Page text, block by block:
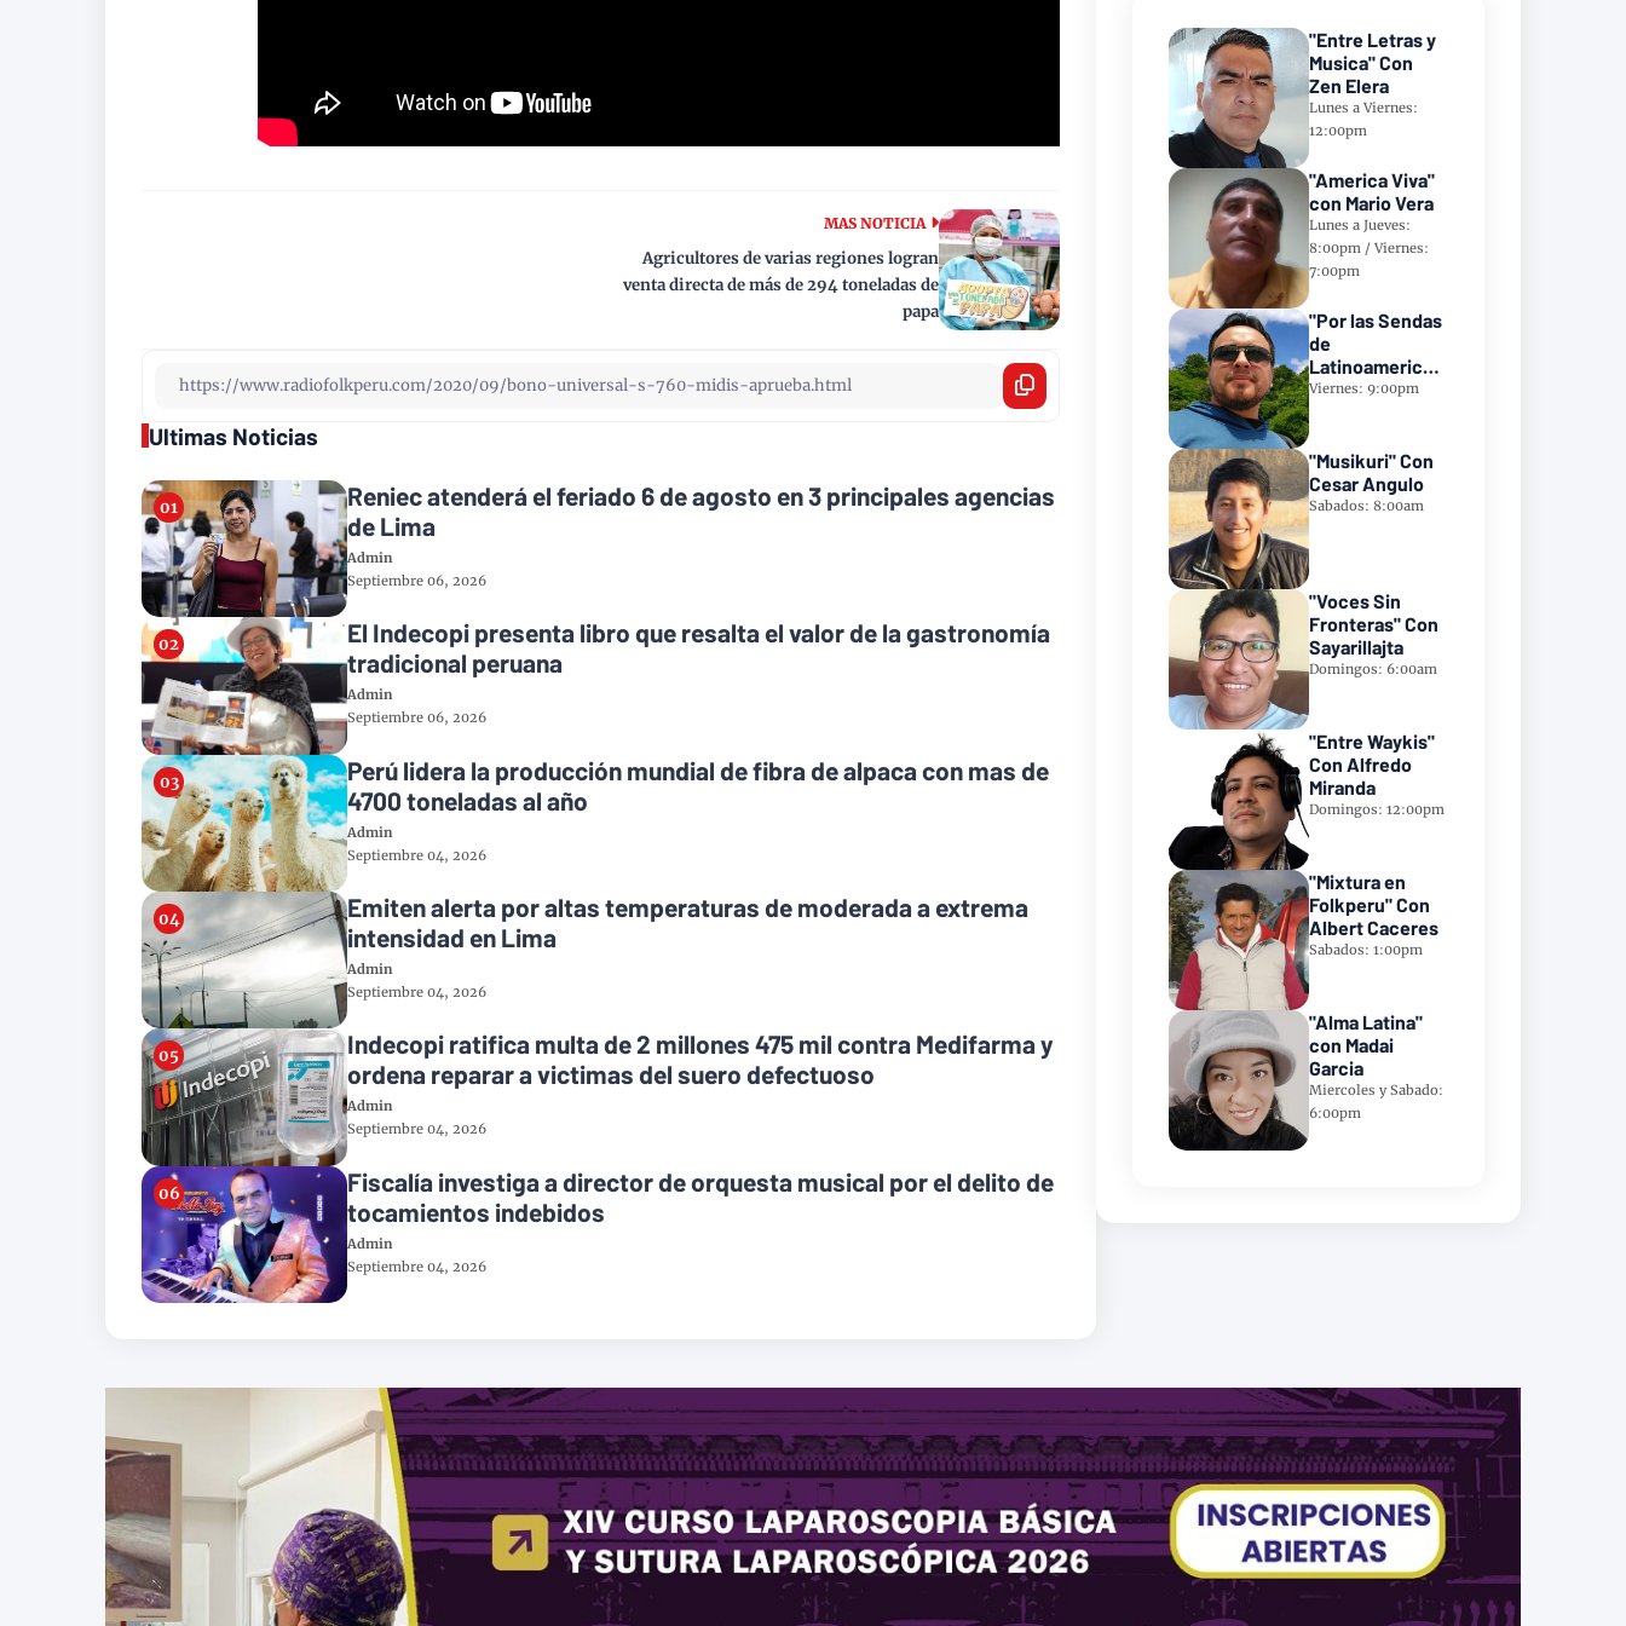
MAS NOTICIA
Agricultores de varias regiones logran
venta directa de más de 294 toneladas de
papa
Ultimas Noticias
Reniec atenderá el feriado 6 de agosto en 3 principales agencias
de Lima
Admin
Septiembre 06, 2026
El Indecopi presenta libro que resalta el valor de la gastronomía
tradicional peruana
Admin
Septiembre 06, 2026
Perú lidera la producción mundial de fibra de alpaca con mas de
4700 toneladas al año
Admin
Septiembre 04, 2026
Emiten alerta por altas temperaturas de moderada a extrema
intensidad en Lima
Admin
Septiembre 04, 2026
Indecopi ratifica multa de 2 millones 475 mil contra Medifarma y
ordena reparar a victimas del suero defectuoso
Admin
Septiembre 04, 2026
Fiscalía investiga a director de orquesta musical por el delito de
tocamientos indebidos
Admin
Septiembre 04, 2026
"Entre Letras y
Musica" Con
Zen Elera
Lunes a Viernes:
12:00pm
"America Viva"
con Mario Vera
Lunes a Jueves:
8:00pm / Viernes:
7:00pm
"Por las Sendas
de
Latinoamerica"
Con Frank
Viernes: 9:00pm
"Musikuri" Con
Cesar Angulo
Sabados: 8:00am
"Voces Sin
Fronteras" Con
Sayarillajta
Domingos: 6:00am
"Entre Waykis"
Con Alfredo
Miranda
Domingos: 12:00pm
"Mixtura en
Folkperu" Con
Albert Caceres
Sabados: 1:00pm
"Alma Latina"
con Madai
Garcia
Miercoles y Sabado:
6:00pm